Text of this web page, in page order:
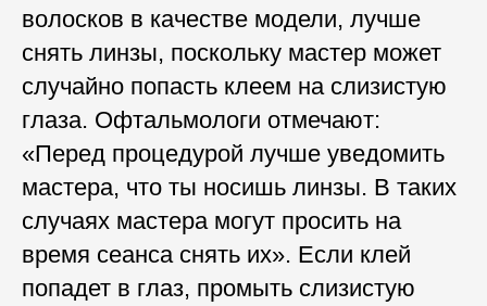
волосков в качестве модели, лучше
снять линзы, поскольку мастер может
случайно попасть клеем на слизистую
глаза. Офтальмологи отмечают:
«Перед процедурой лучше уведомить
мастера, что ты носишь линзы. В таких
случаях мастера могут просить на
время сеанса снять их». Если клей
попадет в глаз, промыть слизистую